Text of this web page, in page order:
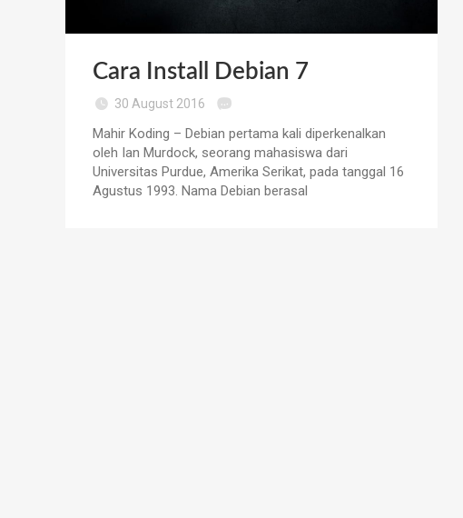
Cara Install Debian 7
30 August 2016
Mahir Koding – Debian pertama kali diperkenalkan
oleh Ian Murdock, seorang mahasiswa dari
Universitas Purdue, Amerika Serikat, pada tanggal 16
Agustus 1993. Nama Debian berasal